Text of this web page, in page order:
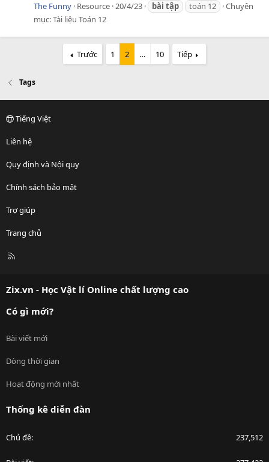
The Funny Resource 20/4/23 bài tập toán 12
Chuyên
mục:Tài liệu Toán 12
Trước 1 2 … 10 Tiếp
Tags
Tiếng Việt
Liên hệ
Quy định và Nội quy
Chính sách bảo mật
Trợ giúp
Trang chủ
R
Zix.vn - Học Vật lí Online chất lượng cao
Có gì mới?
Bài viết mới
Dòng thời gian
Hoạt động mới nhất
Thống kê diễn đàn
Chủ đề 237,512